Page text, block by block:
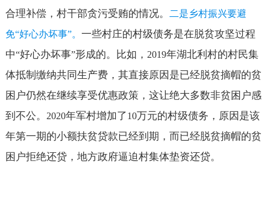
合理补偿，村干部贪污受贿的情况。
二是乡村振兴要避
免“好心办坏事”。 一些村庄的村级债务是在脱贫攻坚过程
中“好心办坏事”形成的。比如， 2019年湖北利村的村民集
体抵制缴纳共同生产费，其直接原因是已经脱贫摘帽的贫
困户仍然在继续享受优惠政策，这让绝大多数非贫困户感
到不公。
2020年军村增加了10万元的村级债务，原因是该
年第一期的小额扶贫贷款已经到期，而已经脱贫摘帽的贫
困户拒绝还贷，地方政府逼迫村集体垫资还贷。